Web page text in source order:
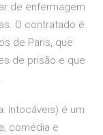
de enfermagem
O contratado é
de Paris, que
de prisão e que
Intocáveis) é um
comédia e